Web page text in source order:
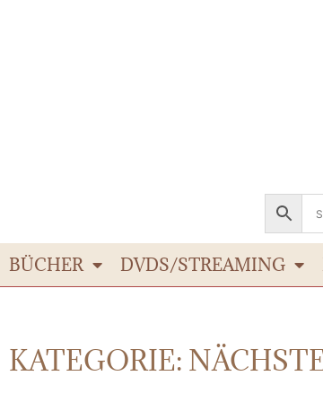
BÜCHER DVDS/STREAMING
KATEGORIE: